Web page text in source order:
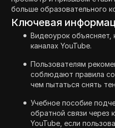
больше образовательного
Ключевая
Видеоурок объясняет,
каналах YouTube.
Пользователям
соблюдают правила
чем пытаться снять
Учебное пособие
обратной связи через
YouTube, если